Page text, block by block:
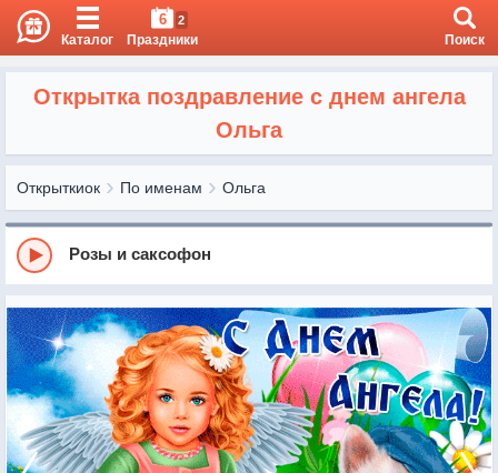
Каталог
6 2
Праздники Поиск
Открытка поздравление с днем ангела
Ольга
Открыткиок По именам Ольга
Розы и саксофон